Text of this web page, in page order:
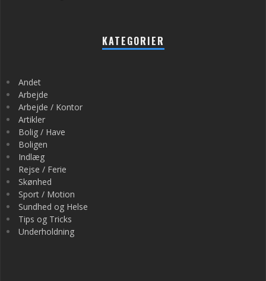
KATEGORIER
Andet
Arbejde
Arbejde / Kontor
Artikler
Bolig / Have
Boligen
Indlæg
Rejse / Ferie
Skønhed
Sport / Motion
Sundhed og Helse
Tips og Tricks
Underholdning